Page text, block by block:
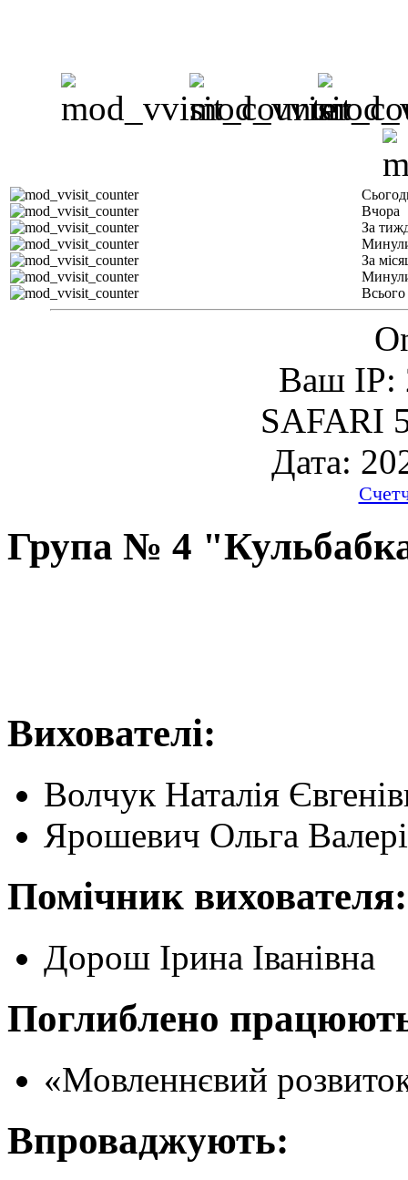
Вчора
За
За
Всього
Ваш IP:
SAFARI
Дата:
Група № 4
Волчук Наталія
Ярошевич Ольга
Помічник вихователя:
Дорош Ірина Іванівна
Поглиблено
«Мовленнєвий
Впроваджують: